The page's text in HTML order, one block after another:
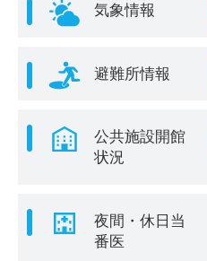
気象情報
避難所情報
公共施設開館
状況
夜間・休日当
番医